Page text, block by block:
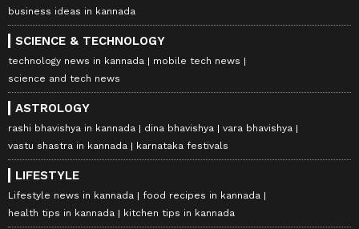
business ideas in kannada
SCIENCE & TECHNOLOGY
technology news in kannada
mobile tech news
science and tech news
ASTROLOGY
rashi bhavishya in kannada dina bhavishya
vara bhavishya
vastu shastra in kannada
karnataka festivals
LIFESTYLE
Lifestyle news in kannada
food recipes in kannada
health tips in kannada
kitchen tips in kannada